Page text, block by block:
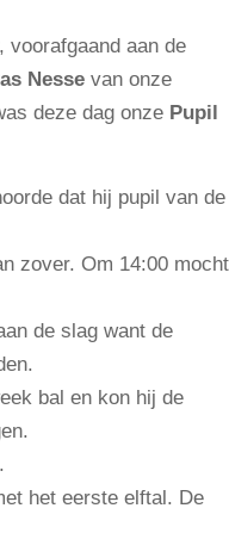
voorafgaand aan de
Nesse van onze
deze dag onze Pupil
dat hij pupil van de
zover. Om 14:00 mocht
de slag want de
bal en kon hij de
het eerste elftal. De